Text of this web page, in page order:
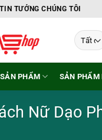
TƯỞNG CHÚNG TÔI
SẢN PHẨM SẢN PHẨM
Nữ Dạo